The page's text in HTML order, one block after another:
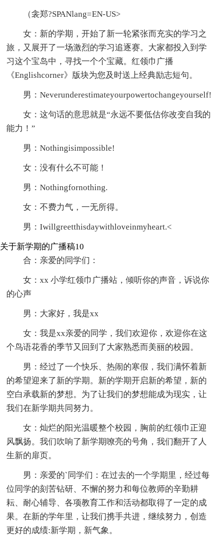
（衾郑?SPANlang=EN-US>
女：新的学期，开始了新一轮紧张而充实的学习之
旅，又展开了一场激烈的学习追逐赛。大家都投入到学
习这个宝岛中，寻找一个个宝藏。红领巾广播
《Englishcorner》版块为您及时送上经典励志短句。
男：Neverunderestimateyourpowertochangeyourself!
女：这句话的意思就是“永远不要低估你改变自我的
能力！”
男：Nothingisimpossible!
女：没有什么不可能！
男：Nothingfornothing.
女：不费力气，一无所得。
男：Iwillgreetthisdaywithloveinmyheart.<
关于新学期的广播稿10
合：亲爱的同学们：
女：xx 小学红领巾广播站，倾听你的声音，诉说你
的心声
男：大家好，我是xx
女：我是xx亲爱的同学，我们欢迎你，欢迎你在这
个鸟语花香的季节又回到了大家熟悉而美丽的校园。
男：经过了一个快乐、热闹的寒假，我们满怀着新
的希望迎来了新的学期。新的学期开启新的希望，新的
空白承载新的梦想。为了让我们的梦想能成为现实，让
我们在新学期共同努力。
女：灿烂的阳光温暖整个校园，胸前的红领巾正迎
风飘扬。我们吹响了新学期嘹亮的号角，我们翻开了人
生新的扉页。
男：亲爱的`同学们：在过去的一个学期里，经过每
位同学的刻苦钻研、不懈的努力和每位教师的辛勤耕
耘、耐心辅导、各项教育工作和活动都取得了一定的成
果。在新的学年里，让我们携手共进，继续努力，创造
更好的成绩:新学期，新气象。